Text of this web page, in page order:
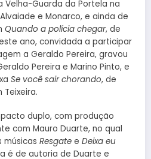
Guarda da Portela na
e Monarco, e ainda de
Quando a polícia chegar, de
ano, convidada a participar
a Geraldo Pereira, gravou
Pereira e Marino Pinto, e
Se você sair chorando, de
Teixeira.
duplo, com produção
com Mauro Duarte, no qual
músicas Resgate e Deixa eu
é de autoria de Duarte e